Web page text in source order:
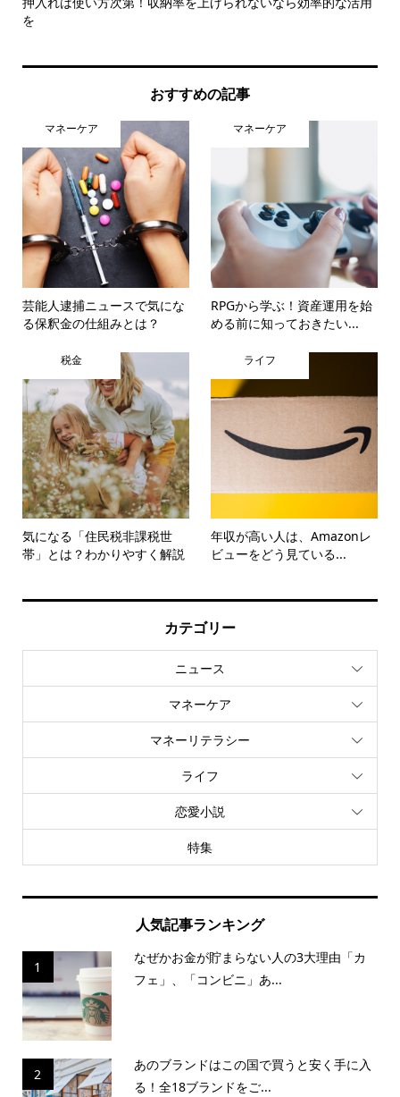
を
おすすめの記事
マネーケア
芸能人逮捕ニュースで気にな
る保釈金の仕組みとは？
マネーケア
RPGから学ぶ！資産運用を始
める前に知っておきたい...
税金
気になる「住民税非課税世
帯」とは？わかりやすく解説
ライフ
年収が高い人は、Amazonレ
ビューをどう見ている...
カテゴリー
ニュース
マネーケア
マネーリテラシー
ライフ
恋愛小説
特集
人気記事ランキング
1
なぜかお金が貯まらない人の3大理由「カ
フェ」、「コンビニ」あ...
2
あのブランドはこの国で買うと安く手に入
る！全18ブランドをご...